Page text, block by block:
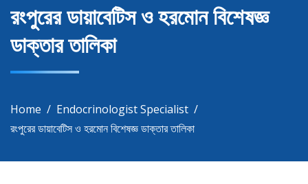
রংপুরের ডায়াবেটিস ও হরমোন বিশেষজ্ঞ
ডাক্তার তালিকা
Home
Endocrinologist Specialist
রংপুরের ডায়াবেটিস ও হরমোন বিশেষজ্ঞ ডাক্তার তালিকা